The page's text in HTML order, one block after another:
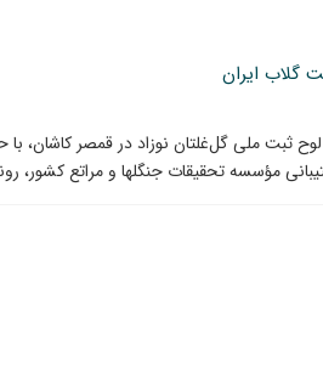
گلاب ایران
ثبت ملی گل‌غلتان نوزاد در قمصر کاشان،
مؤسسه تحقیقات جنگلها و مراتع کشور،